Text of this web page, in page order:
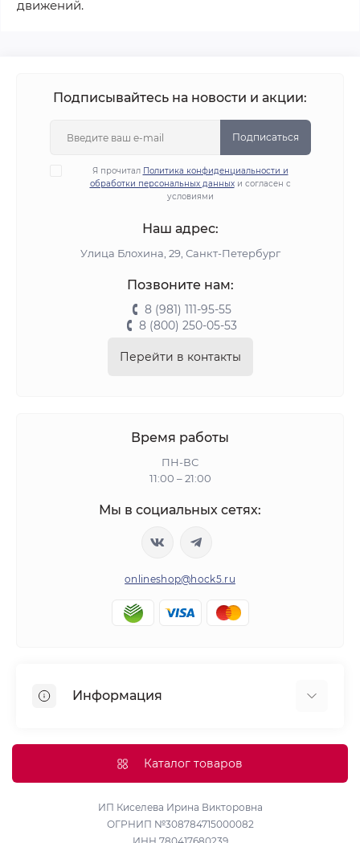
движений.
Подписывайтесь на новости и акции:
Подписаться
Я прочитал Политика конфиденциальности и
обработки персональных данныхи согласен с
условиями
Наш адрес:
Улица Блохина, 29, Санкт-Петербург
Позвоните нам:
8 (981) 111-95-55
8 (800) 250-05-53
Перейти в контакты
Время работы
ПН-ВС
11:00 – 21:00
Мы в социальных сетях:
onlineshop@hock5.ru
Информация
Доставка
Политика конфиденциальности и обработки
персональных данных
Каталог товаров
ИП Киселева Ирина Викторовна
ОГРНИП №308784715000082